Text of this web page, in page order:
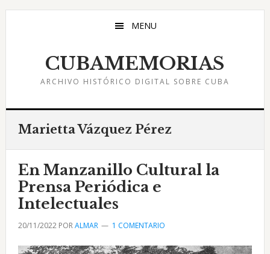
Saltar
Saltar
Saltar
MENU
CUBAMEMORIAS
ARCHIVO HISTÓRICO DIGITAL SOBRE CUBA
Marietta Vázquez Pérez
En Manzanillo Cultural la
Prensa Periódica e
Intelectuales
20/11/2022PORALMAR 1 COMENTARIO